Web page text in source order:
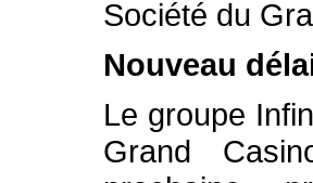
Société du
Nouveau
Le groupe
Grand